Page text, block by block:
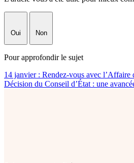
Oui Non
Pour approfondir le sujet
14 janvier : Rendez-vous avec l’Affaire
Décision du Conseil d’État : une